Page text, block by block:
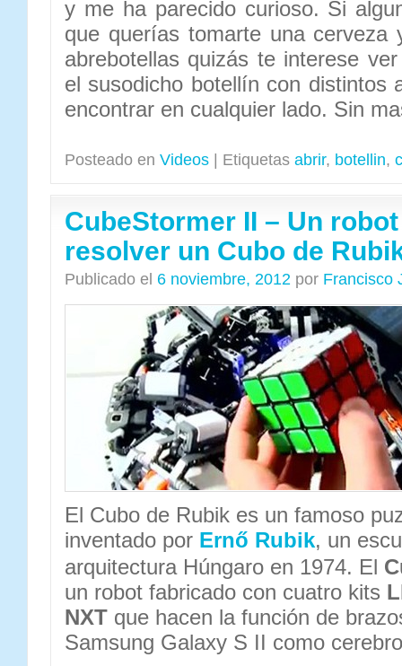
y me ha parecido curioso. Si
que querías tomarte una cerveza
abrebotellas quizás te interese
el susodicho botellín con distintos
encontrar en cualquier lado. Sin
Posteado en Videos Etiquetas abrir, botellin,
CubeStormer II – Un
resolver un Cubo de
Publicado el 6 noviembre, 2012 por Francisco
El Cubo de Rubik es un famoso
inventado por Ernő Rubik, un
arquitectura Húngaro en 1974. El
un robot fabricado con cuatro kits
NXT que hacen la función de
Samsung Galaxy S II como